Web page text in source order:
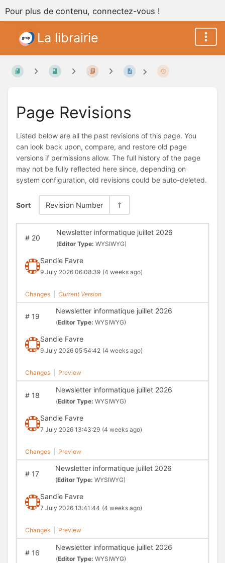
Pour plus de contenu, connectez-vous !
La librairie
Page Revisions
Listed below are all the past revisions of this page. You
can look back upon, compare, and restore old page
versions if permissions allow. The full history of the page
may not be fully reflected here since, depending on
system configuration, old revisions could be auto-deleted.
Sort Revision Number
#20
Newsletter informatique juillet 2026
(Editor Type: WYSIWYG)
Sandie Favre
9 July 2026 06:08:39 (4 weeks ago)
Changes Current Version
#19
Newsletter informatique juillet 2026
(Editor Type: WYSIWYG)
Sandie Favre
9 July 2026 05:54:42 (4 weeks ago)
Changes Preview
#18
Newsletter informatique juillet 2026
(Editor Type: WYSIWYG)
Sandie Favre
7 July 2026 13:43:29 (4 weeks ago)
Changes Preview
#17
Newsletter informatique juillet 2026
(Editor Type: WYSIWYG)
Sandie Favre
7 July 2026 13:41:44 (4 weeks ago)
Changes Preview
#16
Newsletter informatique juillet 2026
(Editor Type: WYSIWYG)